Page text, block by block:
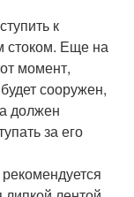
к
стоком. Еще на
момент,
сооружен,
должен
за его